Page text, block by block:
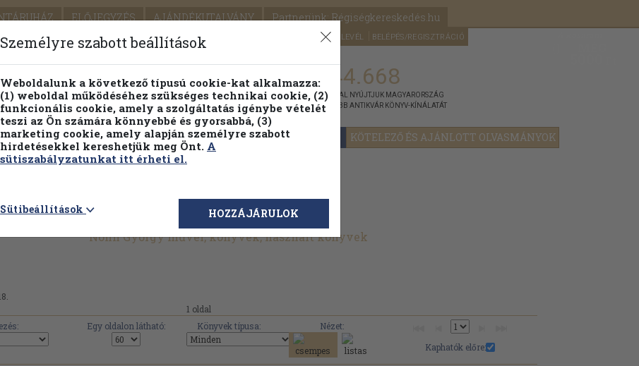
ELŐJEGYZÉS AJÁNDÉKUTALVÁNY Partnerünk: Régiségkereskedés.hu
SEGÍTSÉG HÍRLEVÉL BELÉPÉS/REGISZTRÁCIÓ
PILLANATNYI ÁRAINK FENNTARTHATÓ OLVASMÁNYOK KÖTELEZŐ ÉS AJÁNLOTT OLVASMÁNYOK
Részletes kereső Témaköri fa 1.144.668
KIADVÁNNYAL NYÚJTJUK MAGYARORSZÁG
LEGNAGYOBB ANTIKVÁR KÖNYV-KÍNÁLATÁT
Nonn György művei, könyvek, használt könyvek
1 oldal
Egy oldalon látható: Könyvek típusa:
Nézet:
Kaphatók előre:
Személyre szabott beállítások
Weboldalunk a következő típusú cookie-kat alkalmazza:
(1) weboldal működéséhez szükséges technikai cookie, (2)
funkcionális cookie, amely a szolgáltatás igénybe vételét
teszi az Ön számára könnyebbé és gyorsabbá, (3)
marketing cookie, amely alapján személyre szabott
hirdetésekkel kereshetjük meg Önt. A
sütiszabályzatunkat itt érheti el.
Sütibeállítások HOZZÁJÁRULOK